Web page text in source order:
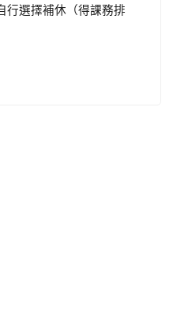
行選擇補休（得課務排